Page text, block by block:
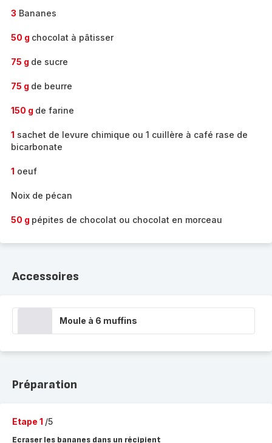
3 Bananes
50 g chocolat à pâtisser
75 g de sucre
75 g de beurre
150 g de farine
1 sachet de levure chimique ou 1 cuillère à café rase de
bicarbonate
1 oeuf
Noix de pécan
50 g pépites de chocolat ou chocolat en morceau
Accessoires
Moule à 6 muffins
Préparation
Etape 1 /5
Ecraser les bananes dans un récipient